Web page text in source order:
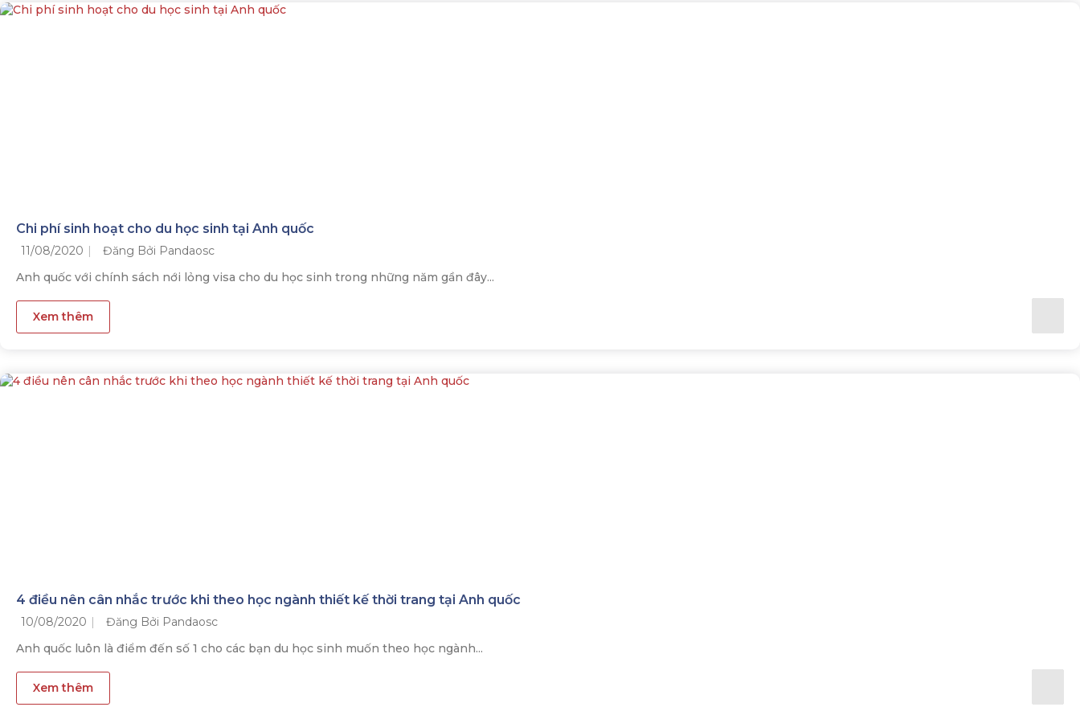
Chi phí sinh hoạt cho du học sinh tại Anh quốc
11/08/2020
Đăng Bởi Pandaosc
Anh quốc với chính sách nới lỏng visa cho du học sinh trong những năm gần đây...
Xem thêm
4 điều nên cân nhắc trước khi theo học ngành thiết kế thời trang tại Anh quốc
10/08/2020
Đăng Bởi Pandaosc
Anh quốc luôn là điểm đến số 1 cho các bạn du học sinh muốn theo học ngành...
Xem thêm